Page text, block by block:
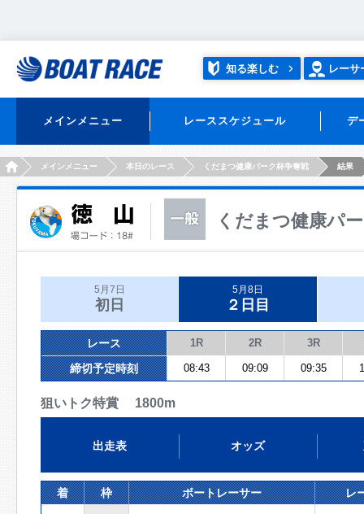
知る楽しむ レーサ
メインメニュー レーススケジュール デ
HOMEメインメニュー 本日のレース くだまつ健康パーク杯争奪戦 結果
くだまつ健康パ
5月7日
初日
5月8日
２日目
レース 1R 2R 3R
締切予定時刻 08:43 09:09 09:35
狙いトク特賞 1800m
出走表 オッズ
着 枠 ボートレーサー レ